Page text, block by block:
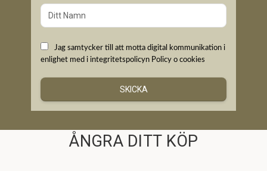
Jag samtycker till att motta digital kommunikation i
enlighet med i integritetspolicyn Policy o cookies
SKICKA
ÅNGRA DITT KÖP